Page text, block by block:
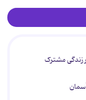
زندگی مشترک